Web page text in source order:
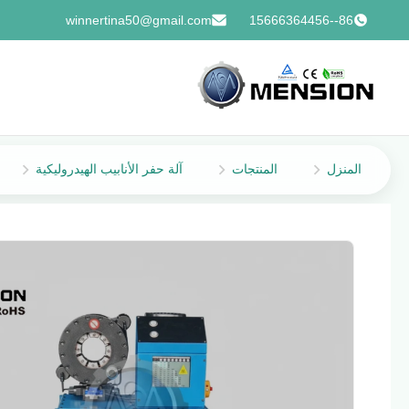
86--15666364456
winnertina50@gmail.com
المنزل المنتجات آلة حفر الأنابيب الهيدروليكية